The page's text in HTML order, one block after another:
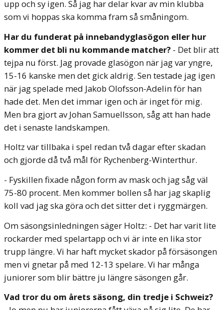
upp och sy igen. Så jag har delar kvar av min klubba
som vi hoppas ska komma fram så småningom.
Har du funderat på innebandyglasögon eller hur
kommer det bli nu kommande matcher? - Det blir att
tejpa nu först. Jag provade glasögon när jag var yngre,
15-16 kanske men det gick aldrig. Sen testade jag igen
när jag spelade med Jakob Olofsson-Adelin för han
hade det. Men det immar igen och är inget för mig.
Men bra gjort av Johan Samuellsson, såg att han hade
det i senaste landskampen.
Holtz var tillbaka i spel redan två dagar efter skadan
och gjorde då två mål för Rychenberg-Winterthur.
- Fyskillen fixade någon form av mask och jag såg väl
75-80 procent. Men kommer bollen så har jag skaplig
koll vad jag ska göra och det sitter det i ryggmärgen.
Om säsongsinledningen säger Holtz: - Det har varit lite
rockarder med spelartapp och vi är inte en lika stor
trupp längre. Vi har haft mycket skador på försäsongen
men vi gnetar på med 12-13 spelare. Vi har många
juniorer som blir bättre ju längre säsongen går.
Vad tror du om årets säsong, din tredje i Schweiz?